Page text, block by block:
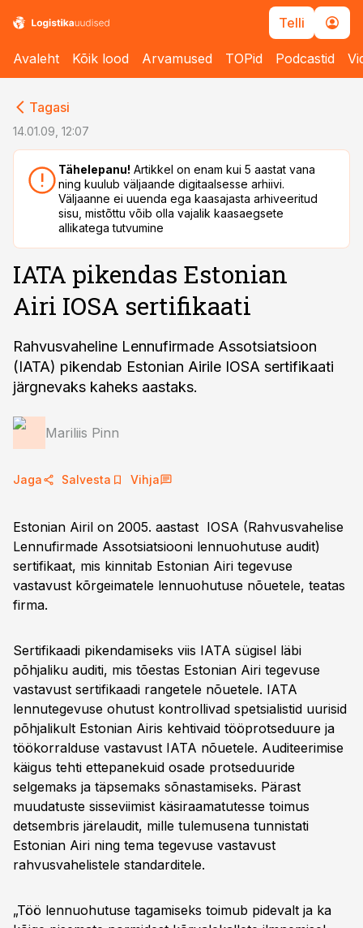
Telli
Avaleht Kõik lood Arvamused TOPid Podcastid
Tagasi
14.01.09, 12:07
Tähelepanu! Artikkel on enam kui 5 aastat vana
ning kuulub väljaande digitaalsesse arhiivi.
Väljaanne ei uuenda ega kaasajasta arhiveeritud
sisu, mistõttu võib olla vajalik kaasaegsete
allikatega tutvumine
IATA pikendas Estonian
Airi IOSA sertifikaati
Rahvusvaheline Lennufirmade Assotsiatsioon
(IATA) pikendab Estonian Airile IOSA sertifikaati
järgnevaks kaheks aastaks.
Mariliis Pinn
Jaga Salvesta Vihja
Estonian Airil on 2005. aastast IOSA (Rahvusvahelise
Lennufirmade Assotsiatsiooni lennuohutuse audit)
sertifikaat, mis kinnitab Estonian Airi tegevuse
vastavust kõrgeimatele lennuohutuse nõuetele, teatas
firma.
Sertifikaadi pikendamiseks viis IATA sügisel läbi
põhjaliku auditi, mis tõestas Estonian Airi tegevuse
vastavust sertifikaadi rangetele nõuetele. IATA
lennutegevuse ohutust kontrollivad spetsialistid uurisid
põhjalikult Estonian Airis kehtivaid tööprotseduure ja
töökorralduse vastavust IATA nõuetele. Auditeerimise
käigus tehti ettepanekuid osade protseduuride
selgemaks ja täpsemaks sõnastamiseks. Pärast
muudatuste sisseviimist käsiraamatutesse toimus
detsembris järelaudit, mille tulemusena tunnistati
Estonian Airi ning tema tegevuse vastavust
rahvusvahelistele standarditele.
„Töö lennuohutuse tagamiseks toimub pidevalt ja ka